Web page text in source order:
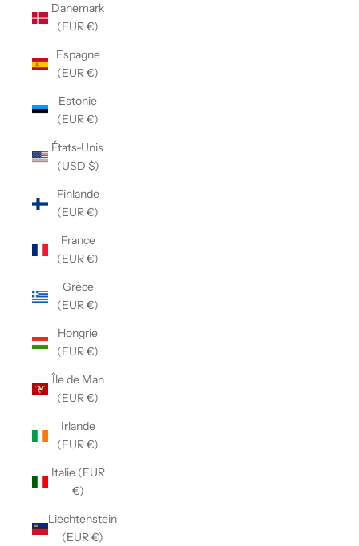
Danemark
(EUR €)
Espagne
(EUR €)
Estonie
(EUR €)
États-Unis
(USD $)
Finlande
(EUR €)
France
(EUR €)
Grèce
(EUR €)
Hongrie
(EUR €)
Île de Man
(EUR €)
Irlande
(EUR €)
Italie (EUR
€)
Liechtenstein
(EUR €)